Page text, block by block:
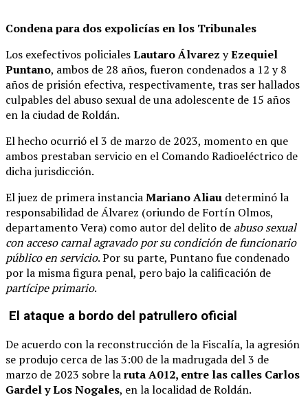
Condena para dos expolicías en los Tribunales
Los exefectivos policialesLautaro Álvarez yEzequiel
Puntano, ambos de 28 años, fueron condenados a 12 y 8
años de prisión efectiva, respectivamente, tras ser hallados
culpables del abuso sexual de una adolescente de 15 años
en la ciudad de Roldán.
El hecho ocurrió el 3 de marzo de 2023, momento en que
ambos prestaban servicio en el Comando Radioeléctrico de
dicha jurisdicción.
El juez de primera instanciaMariano Aliau determinó la
responsabilidad de Álvarez (oriundo de Fortín Olmos,
departamento Vera) como autor del delito de abuso sexual
con acceso carnal agravado por su condición de funcionario
público en servicio. Por su parte, Puntano fue condenado
por la misma figura penal, pero bajo la calificación de
partícipe primario.
El ataque a bordo del patrullero oficial
De acuerdo con la reconstrucción de la Fiscalía, la agresión
se produjo cerca de las 3:00 de la madrugada del 3 de
marzo de 2023 sobre laruta A012, entre las calles Carlos
Gardel y Los Nogales, en la localidad de Roldán.